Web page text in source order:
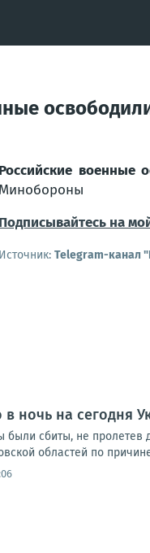
Российские военные
Минобороны
Подписывайтесь на
Источник: Telegram-канал
в ночь на сегодня
были сбиты, не пролетев
областей по